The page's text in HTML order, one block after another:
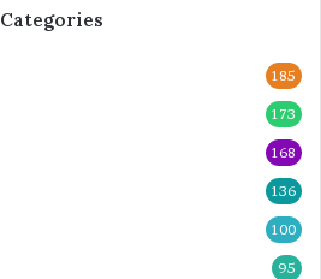
Categories
185
173
168
136
100
95